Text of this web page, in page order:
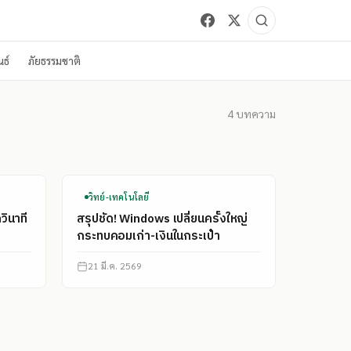
ธ์ ภัยธรรมชาติ
4 บทความ
นาที
วิทย์-เทคโนโลยี
สรุปชัด! Windows เปลี่ยนครั้งใหญ่
กระทบคอมเก่า-เงินในกระเป๋า
21 มี.ค. 2569